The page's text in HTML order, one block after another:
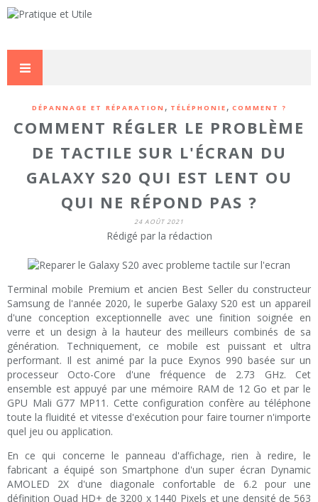
DÉPANNAGE ET RÉPARATION , TÉLÉPHONIE , COMMENT ?
COMMENT RÉGLER LE PROBLÈME
DE TACTILE SUR L'ÉCRAN DU
GALAXY S20 QUI EST LENT OU
QUI NE RÉPOND PAS ?
24 AOÛT 2021
Rédigé par la rédaction
Terminal mobile Premium et ancien Best Seller du constructeur
Samsung de l'année 2020, le superbe Galaxy S20 est un appareil
d'une conception exceptionnelle avec une finition soignée en
verre et un design à la hauteur des meilleurs combinés de sa
génération. Techniquement, ce mobile est puissant et ultra
performant. Il est animé par la puce Exynos 990 basée sur un
processeur Octo-Core d'une fréquence de 2.73 GHz. Cet
ensemble est appuyé par une mémoire RAM de 12 Go et par le
GPU Mali G77 MP11. Cette configuration confère au téléphone
toute la fluidité et vitesse d'exécution pour faire tourner n'importe
quel jeu ou application.
En ce qui concerne le panneau d'affichage, rien à redire, le
fabricant a équipé son Smartphone d'un super écran Dynamic
AMOLED 2X d'une diagonale confortable de 6.2 pour une
définition Quad HD+ de 3200 x 1440 Pixels et une densité de 563